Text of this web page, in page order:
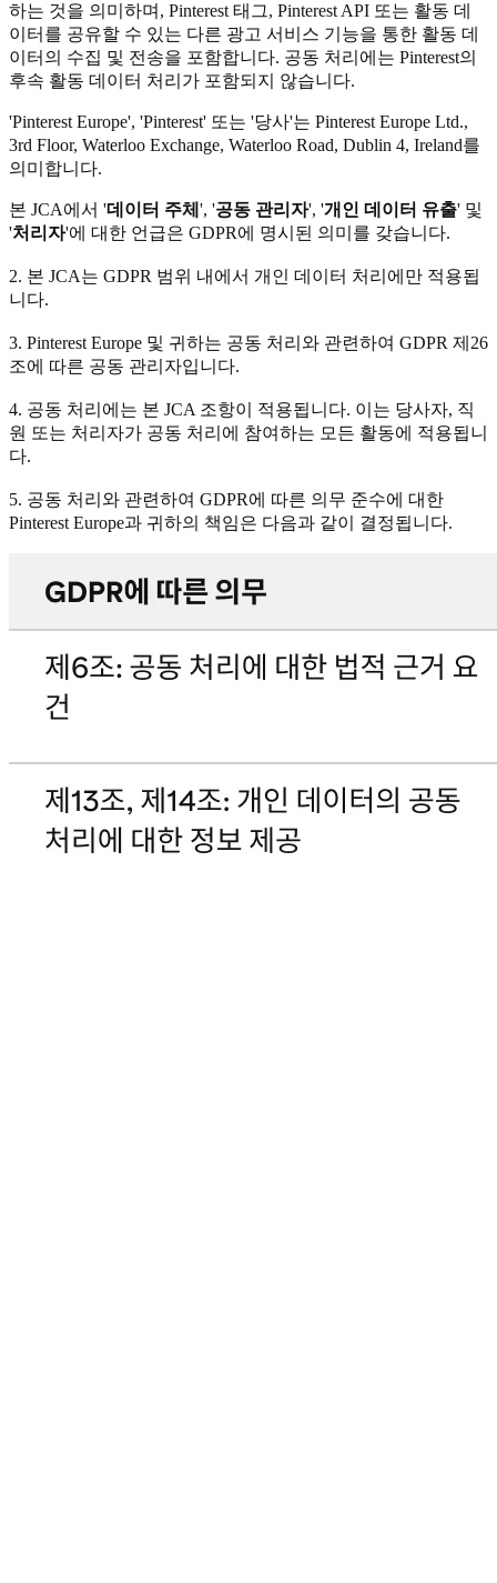
하는 것을 의미하며, Pinterest 태그, Pinterest API 또는 활동 데
이터를 공유할 수 있는 다른 광고 서비스 기능을 통한 활동 데
이터의 수집 및 전송을 포함합니다. 공동 처리에는 Pinterest의
후속 활동 데이터 처리가 포함되지 않습니다.
'Pinterest Europe', 'Pinterest' 또는 '당사'는 Pinterest Europe Ltd.,
3rd Floor, Waterloo Exchange, Waterloo Road, Dublin 4, Ireland를
의미합니다.
본 JCA에서 '데이터 주체 ', '공동 관리자', '개인 데이터 유출' 및
'처리자'에 대한 언급은 GDPR에 명시된 의미를 갖습니다.
2. 본 JCA는 GDPR 범위 내에서 개인 데이터 처리에만 적용됩
니다.
3. Pinterest Europe 및 귀하는 공동 처리와 관련하여 GDPR 제26
조에 따른 공동 관리자입니다.
4. 공동 처리에는 본 JCA 조항이 적용됩니다. 이는 당사자, 직
원 또는 처리자가 공동 처리에 참여하는 모든 활동에 적용됩니
다.
5. 공동 처리와 관련하여 GDPR에 따른 의무 준수에 대한
Pinterest Europe과 귀하의 책임은 다음과 같이 결정됩니다.